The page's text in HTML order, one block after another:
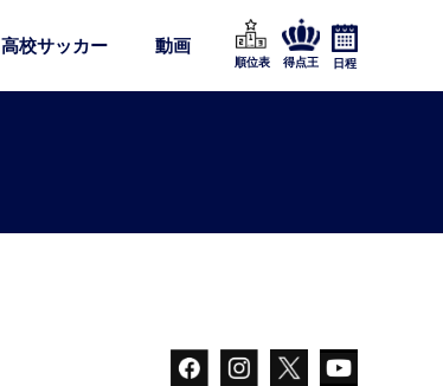
高校サッカー 動画
順位表 得点王 日程